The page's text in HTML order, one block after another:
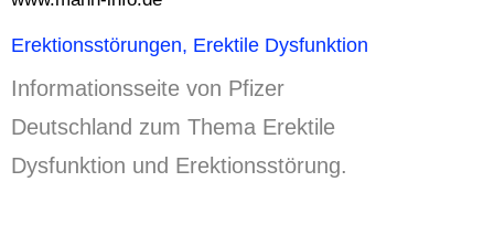
Erektionsstörungen, Erektile Dysfunktion
Informationsseite von Pfizer
Deutschland zum Thema Erektile
Dysfunktion und Erektionsstörung.